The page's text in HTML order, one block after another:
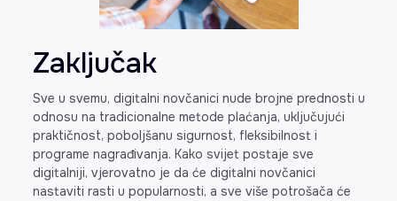
Zaključak
Sve u svemu, digitalni novčanici nude brojne prednosti u
odnosu na tradicionalne metode plaćanja, uključujući
praktičnost, poboljšanu sigurnost, fleksibilnost i
programe nagrađivanja. Kako svijet postaje sve
digitalniji, vjerovatno je da će digitalni novčanici
nastaviti rasti u popularnosti, a sve više potrošača će